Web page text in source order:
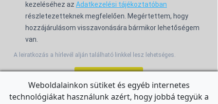
kezeléséhez az Adatkezelési tájékoztatóban
részletezetteknek megfelelően. Megértettem, hogy
hozzájárulásom visszavonására bármikor lehetőségem
van.
A leiratkozás a hírlevél alján található linkkel lesz lehetséges.
Weboldalainkon sütiket és egyéb internetes
technológiákat használunk azért, hogy jobbá tegyük a